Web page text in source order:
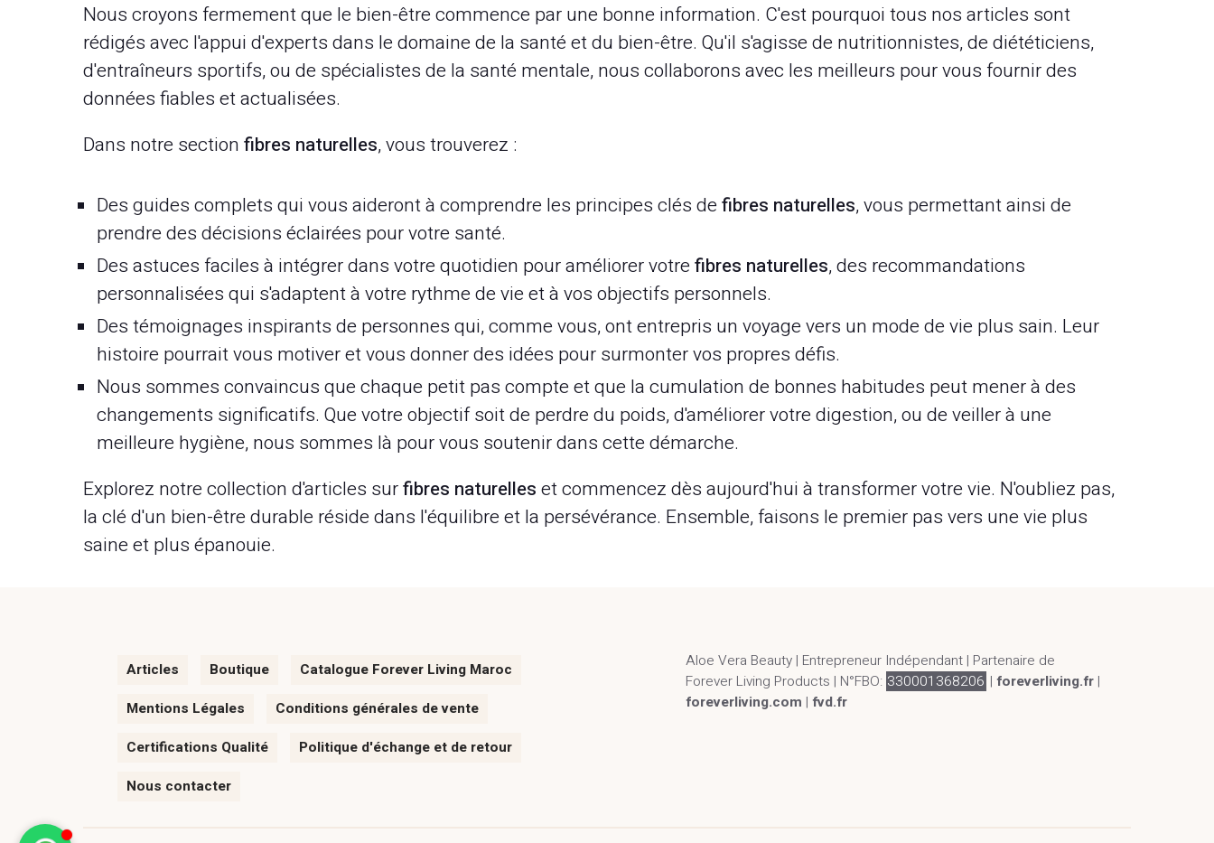
Nous croyons fermement que le bien-être commence par une bonne information. C'est pourquoi tous nos articles sont
rédigés avec l'appui d'experts dans le domaine de la santé et du bien-être. Qu'il s'agisse de nutritionnistes, de diététiciens,
d'entraîneurs sportifs, ou de spécialistes de la santé mentale, nous collaborons avec les meilleurs pour vous fournir des
données fiables et actualisées.
Dans notre sectionfibres naturelles, vous trouverez :
Des guides complets qui vous aideront à comprendre les principes clés defibres naturelles, vous permettant ainsi de
prendre des décisions éclairées pour votre santé.
Des astuces faciles à intégrer dans votre quotidien pour améliorer votrefibres naturelles, des recommandations
personnalisées qui s'adaptent à votre rythme de vie et à vos objectifs personnels.
Des témoignages inspirants de personnes qui, comme vous, ont entrepris un voyage vers un mode de vie plus sain. Leur
histoire pourrait vous motiver et vous donner des idées pour surmonter vos propres défis.
Nous sommes convaincus que chaque petit pas compte et que la cumulation de bonnes habitudes peut mener à des
changements significatifs. Que votre objectif soit de perdre du poids, d'améliorer votre digestion, ou de veiller à une
meilleure hygiène, nous sommes là pour vous soutenir dans cette démarche.
Explorez notre collection d'articles surfibres naturelleset commencez dès aujourd'hui à transformer votre vie. N'oubliez pas,
la clé d'un bien-être durable réside dans l'équilibre et la persévérance. Ensemble, faisons le premier pas vers une vie plus
saine et plus épanouie.
Articles Boutique
Catalogue Forever Living Maroc
Mentions Légales
Conditions générales de vente
Certifications Qualité
Politique d'échange et de retour
Nous contacter
Aloe Vera Beauty | Entrepreneur Indépendant | Partenaire de
Forever Living Products | N°FBO: 330001368206 | foreverliving.fr|
foreverliving.com | fvd.fr